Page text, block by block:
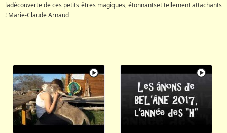
ladécouverte de ces petits êtres magiques, étonnantset tellement attachants
! Marie-Claude Arnaud